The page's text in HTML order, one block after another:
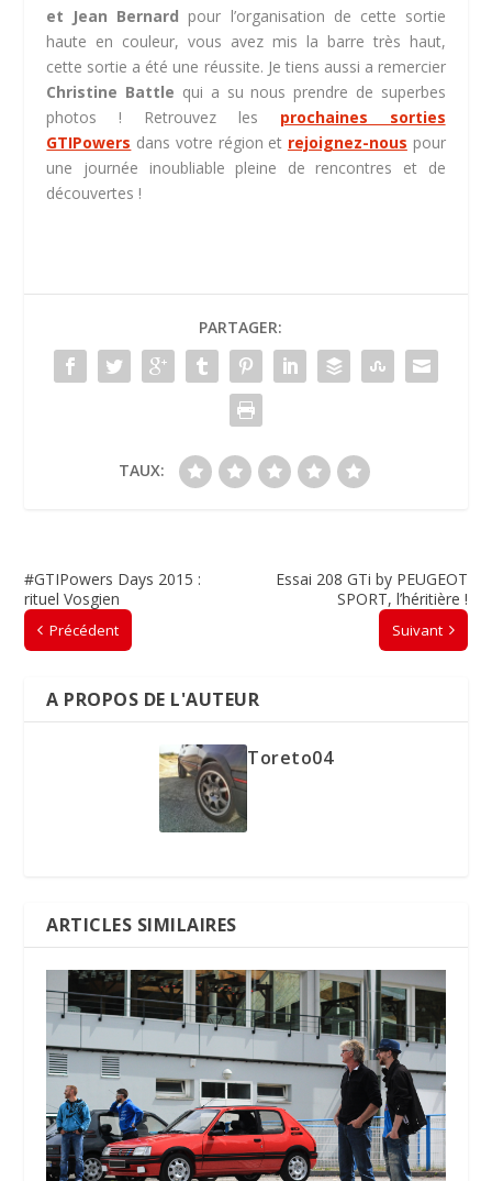
et Jean Bernard pour l’organisation de cette sortie
haute en couleur, vous avez mis la barre très haut,
cette sortie a été une réussite. Je tiens aussi a remercier
Christine Battle qui a su nous prendre de superbes
photos ! Retrouvez les prochaines sorties
GTIPowers dans votre région et rejoignez-nous pour
une journée inoubliable pleine de rencontres et de
découvertes !
PARTAGER:
TAUX:
#GTIPowers Days 2015 :
rituel Vosgien
Précédent
Essai 208 GTi by PEUGEOT
SPORT, l’héritière !
Suivant
A PROPOS DE L'AUTEUR
Toreto04
ARTICLES SIMILAIRES